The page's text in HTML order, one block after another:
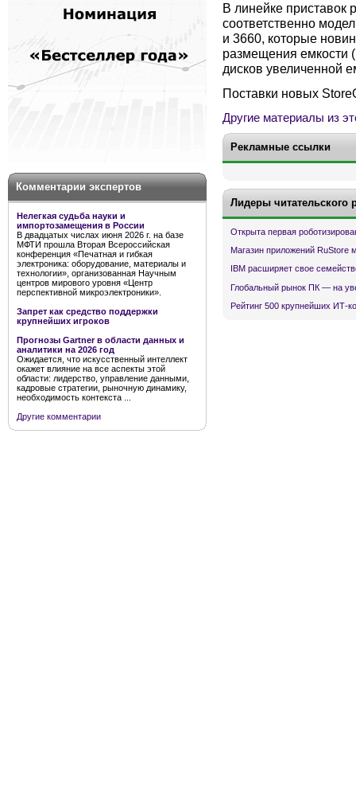
Комментарии экспертов
Нелегкая судьба науки и
импортозамещения в России
В двадцатых числах июня 2026 г. на базе
МФТИ прошла Вторая Всероссийская
конференция «Печатная и гибкая
электроника: оборудование, материалы и
технологии», организованная Научным
центров мирового уровня «Центр
перспективной микроэлектроники».
Запрет как средство поддержки
крупнейших игроков
Прогнозы Gartner в области данных и
аналитики на 2026 год
Ожидается, что искусственный интеллект
окажет влияние на все аспекты этой
области: лидерство, управление данными,
кадровые стратегии, рыночную динамику,
необходимость контекста ...
Другие комментарии
В линейке приставок
соответственно
и 3660, которые
размещения емкости
дисков увеличенной
Поставки новых
Другие материалы из
Рекламные ссылки
Лидеры читательского
Открыта первая
Магазин приложений RuStore
IBM расширяет свое
Глобальный рынок ПК — на
Рейтинг 500 крупнейших ИТ-